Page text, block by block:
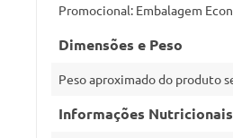
Promocional: Embalagem
Dimensões e Peso
Peso aproximado do produto
Informações Nutricionais